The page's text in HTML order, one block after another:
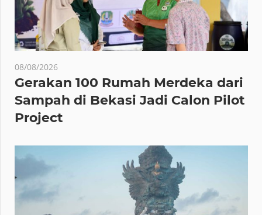
08/08/2026
Gerakan 100 Rumah Merdeka dari
Sampah di Bekasi Jadi Calon Pilot
Project